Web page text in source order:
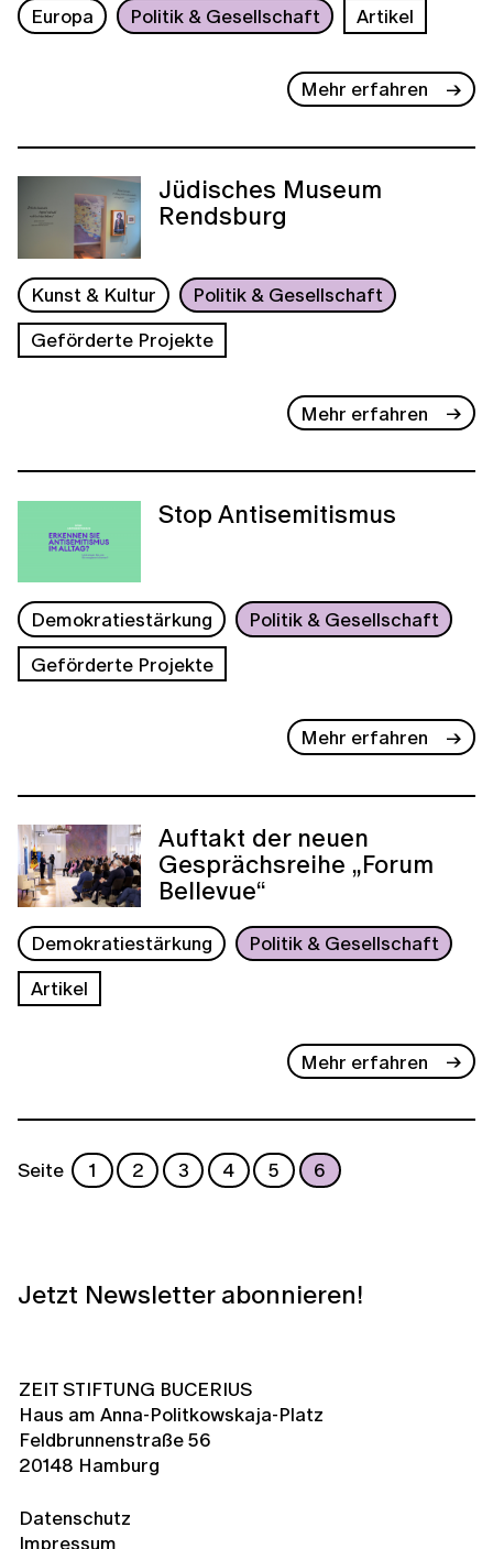
Europa Politik & Gesellschaft Artikel
Mehr erfahren
Jüdisches Museum
Rendsburg
Kunst & Kultur
Politik & Gesellschaft
Geförderte Projekte
Mehr erfahren
Stop Antisemitismus
Demokratiestärkung
Politik & Gesellschaft
Geförderte Projekte
Mehr erfahren
Auftakt der neuen
Gesprächsreihe „Forum
Bellevue“
Demokratiestärkung
Politik & Gesellschaft
Artikel
Mehr erfahren
Seite 1 2 3 4 5 6
Jetzt Newsletter abonnieren!
ZEIT STIFTUNG BUCERIUS
Haus am Anna-Politkowskaja-Platz
Feldbrunnenstraße 56
20148 Hamburg
Datenschutz
Impressum